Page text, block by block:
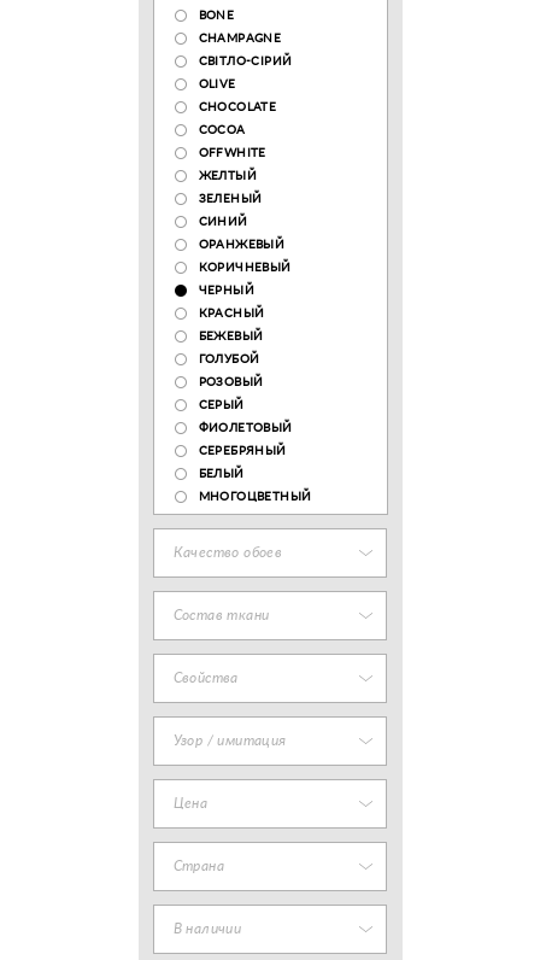
BONE
CHAMPAGNE
СВІТЛО-СІРИЙ
OLIVE
CHOCOLATE
COCOA
OFFWHITE
ЖЕЛТЫЙ
ЗЕЛЕНЫЙ
СИНИЙ
ОРАНЖЕВЫЙ
КОРИЧНЕВЫЙ
ЧЕРНЫЙ
КРАСНЫЙ
БЕЖЕВЫЙ
ГОЛУБОЙ
РОЗОВЫЙ
СЕРЫЙ
ФИОЛЕТОВЫЙ
СЕРЕБРЯНЫЙ
БЕЛЫЙ
МНОГОЦВЕТНЫЙ
Качество обоев
Состав ткани
Свойства
Узор / имитация
Цена
Страна
В наличии